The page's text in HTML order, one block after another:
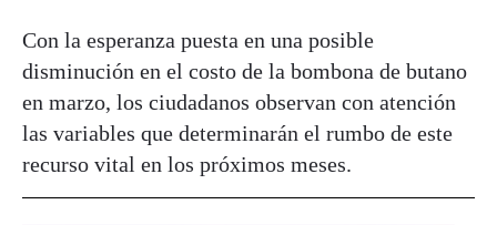
Con la esperanza puesta en una posible
disminución en el costo de la bombona de butano
en marzo, los ciudadanos observan con atención
las variables que determinarán el rumbo de este
recurso vital en los próximos meses.